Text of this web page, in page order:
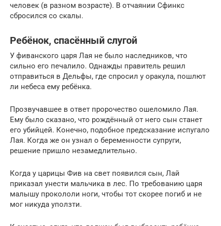
человек (в разном возрасте). В отчаянии Сфинкс
сбросился со скалы.
Ребёнок, спасённый слугой
У фиванского царя Лая не было наследников, что
сильно его печалило. Однажды правитель решил
отправиться в Дельфы, где спросил у оракула, пошлют
ли небеса ему ребёнка.
Прозвучавшее в ответ пророчество ошеломило Лая.
Ему было сказано, что рождённый от него сын станет
его убийцей. Конечно, подобное предсказание испугало
Лая. Когда же он узнал о беременности супруги,
решение пришло незамедлительно.
Когда у царицы Фив на свет появился сын, Лай
приказал унести мальчика в лес. По требованию царя
малышу прокололи ноги, чтобы тот скорее погиб и не
мог никуда уползти.